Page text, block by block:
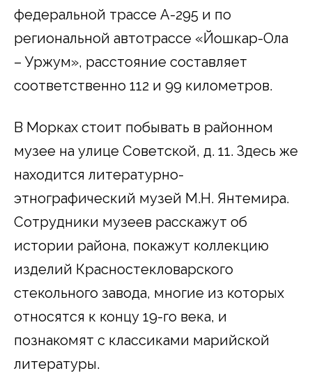
федеральной трассе А-295 и по
региональной автотрассе «Йошкар-Ола
– Уржум», расстояние составляет
соответственно 112 и 99 километров.
В Морках стоит побывать в районном
музее на улице Советской, д. 11. Здесь же
находится литературно-
этнографический музей М.Н. Янтемира.
Сотрудники музеев расскажут об
истории района, покажут коллекцию
изделий Красностекловарского
стекольного завода, многие из которых
относятся к концу 19-го века, и
познакомят с классиками марийской
литературы.